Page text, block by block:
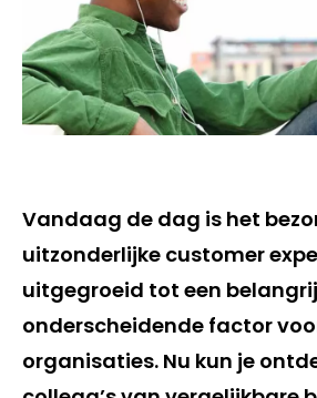
Vandaag de dag is het
uitzonderlijke customer
uitgegroeid tot een
onderscheidende factor
organisaties. Nu kun je